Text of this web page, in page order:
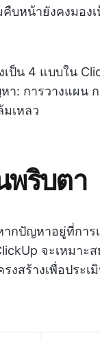
บหน้ายังคงมอง
ป็น 4 แบบใน
า: การวางแผน
เหลว
พริบตา
กปัญหาอยู่ที่การ
จะเหมา
งสร้างเพื่อประ